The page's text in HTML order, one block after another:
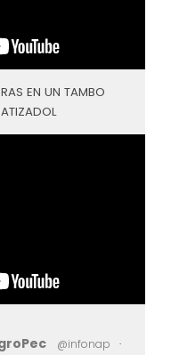
EN UN TAMBO
@infonap
·